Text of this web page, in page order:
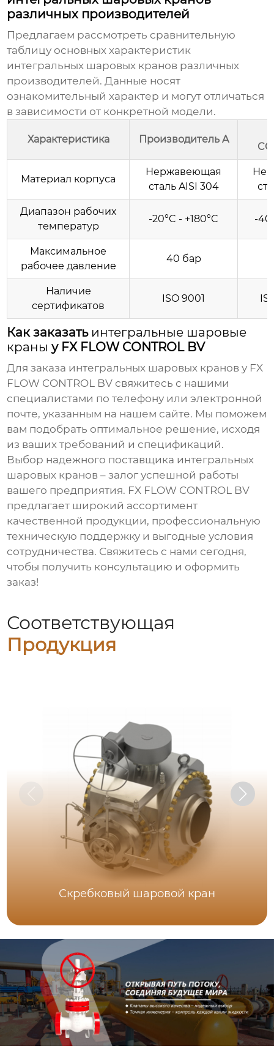
различных производителей
Предлагаем рассмотреть сравнительную
таблицу основных характеристик
интегральных шаровых кранов различных
производителей. Данные носят
ознакомительный характер и могут отличаться
в зависимости от конкретной модели.
Характеристика Производитель A
Материал корпуса
Нержавеющая
сталь AISI 304
Диапазон рабочих
температур
-20°C - +180°C -
Максимальное
рабочее давление
40 бар
Наличие
сертификатов
ISO 9001
Как заказать интегральные шаровые
краны у FX FLOW CONTROL BV
Для заказа интегральных шаровых кранов у FX
FLOW CONTROL BV свяжитесь с нашими
специалистами по телефону или электронной
почте, указанным на нашем сайте. Мы поможем
вам подобрать оптимальное решение, исходя
из ваших требований и спецификаций.
Выбор надежного поставщика интегральных
шаровых кранов – залог успешной работы
вашего предприятия. FX FLOW CONTROL BV
предлагает широкий ассортимент
качественной продукции, профессиональную
техническую поддержку и выгодные условия
сотрудничества. Свяжитесь с нами сегодня,
чтобы получить консультацию и оформить
заказ!
Соответствующая
Продукция
Скребковый шаровой кран